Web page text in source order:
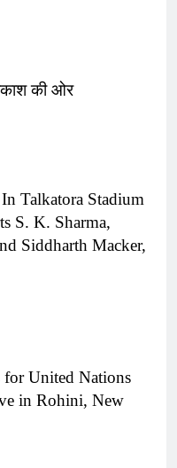
की ओर
Talkatora Stadium
S. K. Sharma,
Siddharth Macker,
United Nations
in Rohini, New